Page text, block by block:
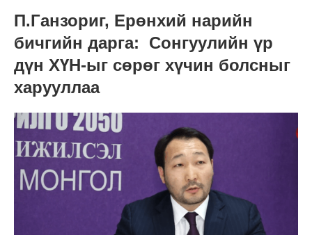
П.Ганзориг, Ерөнхий нарийн
бичгийн дарга: Сонгуулийн үр
дүн ХҮН-ыг сөрөг хүчин болсныг
харууллаа